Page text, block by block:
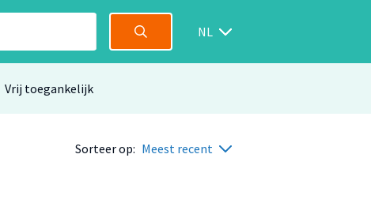
NL
Vrij toegankelijk
Sorteer op: Meest recent